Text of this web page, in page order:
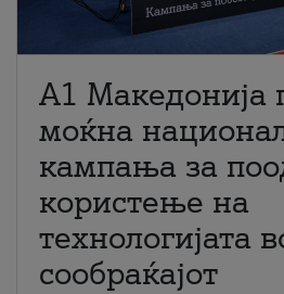
A1 Македонија
моќна
кампања за
користење на
технологијата
сообраќајот